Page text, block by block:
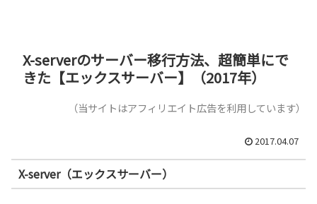
X-serverのサーバー移行方法、超簡単にで
きた【エックスサーバー】（2017年）
（当サイトはアフィリエイト広告を利用しています）
2017.04.07
X-server（エックスサーバー）